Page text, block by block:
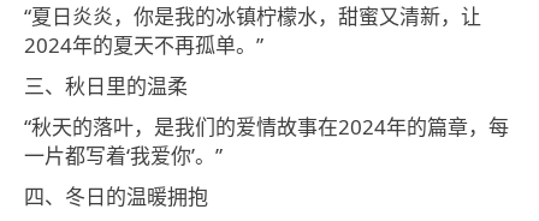
“夏日炎炎，你是我的冰镇柠檬水，甜蜜又清新，让
2024年的夏天不再孤单。”
三、秋日里的温柔
“秋天的落叶，是我们的爱情故事在2024年的篇章，每
一片都写着‘我爱你’。”
四、冬日的温暖拥抱